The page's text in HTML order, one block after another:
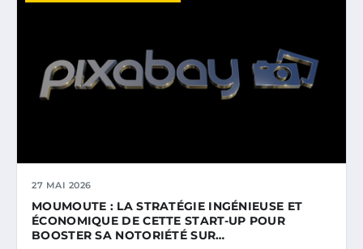
27 MAI 2026
MOUMOUTE : LA STRATÉGIE INGÉNIEUSE ET
ÉCONOMIQUE DE CETTE START-UP POUR
BOOSTER SA NOTORIÉTÉ SUR…